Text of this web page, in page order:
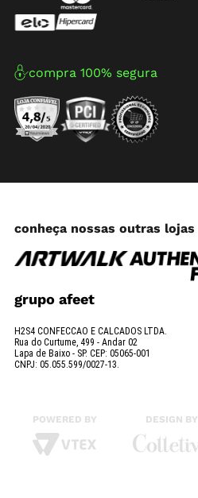
compra 100% segura
conheça nossas outras lojas
grupo afeet
H2S4 CONFECCAO E CALCADOS LTDA.
Rua do Curtume, 499 - Andar 02
Lapa de Baixo - SP. CEP: 05065-001
CNPJ: 05.055.599/0027-13.
POWERED BY DESIGN BY